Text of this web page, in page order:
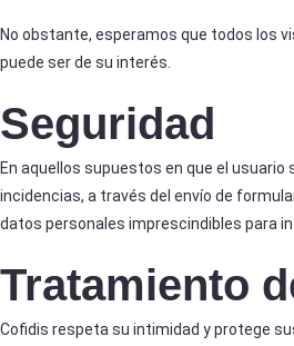
No obstante, esperamos que todos los
puede ser de su interés.
Seguridad
En aquellos supuestos en que el
incidencias, a través del envío de
datos personales imprescindibles para
Tratamiento
Cofidis respeta su intimidad y protege